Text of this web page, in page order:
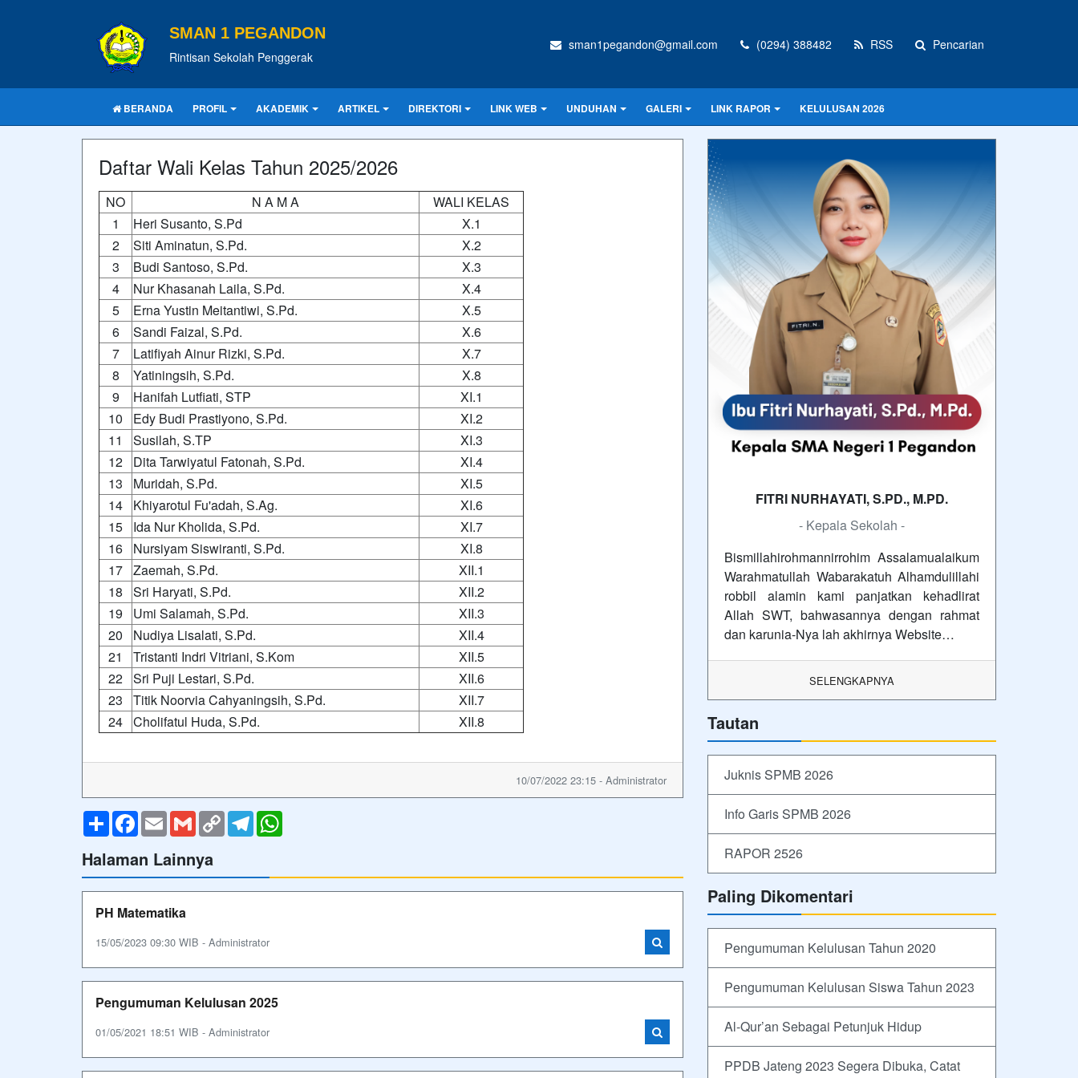
SMAN 1 PEGANDON
Rintisan Sekolah Penggerak
sman1pegandon@gmail.com (0294) 388482 RSS Pencarian
BERANDA PROFIL AKADEMIK ARTIKEL DIREKTORI LINK WEB UNDUHAN GALERI LINK RAPOR KELULUSAN 2026
Daftar Wali Kelas Tahun 2025/2026
NO N A M A
WALI KELAS
1
Heri Susanto, S.Pd
X.1
2
Siti Aminatun, S.Pd.
X.2
3
Budi Santoso, S.Pd.
X.3
4
Nur Khasanah Laila, S.Pd.
X.4
5
Erna Yustin Meitantiwi, S.Pd.
X.5
6
Sandi Faizal, S.Pd.
X.6
7
Latifiyah Ainur Rizki, S.Pd.
X.7
8
Yatiningsih, S.Pd.
X.8
9
Hanifah Lutfiati, STP
XI.1
10
Edy Budi Prastiyono, S.Pd.
XI.2
11
Susilah, S.TP
XI.3
12
Dita Tarwiyatul Fatonah, S.Pd.
XI.4
13
Muridah, S.Pd.
XI.5
14
Khiyarotul Fu'adah, S.Ag.
XI.6
15
Ida Nur Kholida, S.Pd.
XI.7
16
Nursiyam Siswiranti, S.Pd.
XI.8
17 Zaemah, S.Pd.
XII.1
18
Sri Haryati, S.Pd.
XII.2
19
Umi Salamah, S.Pd.
XII.3
20
Nudiya Lisalati, S.Pd.
XII.4
21
Tristanti Indri Vitriani, S.Kom
XII.5
22 Sri Puji Lestari, S.Pd.
XII.6
23
Titik Noorvia Cahyaningsih, S.Pd.
XII.7
24 Cholifatul Huda, S.Pd. XII.8
10/07/2022 23:15 - Administrator
ShareFacebook
EmailGmailCopy
Link
Telegram
Halaman Lainnya
PH Matematika
15/05/2023 09:30 WIB - Administrator
Pengumuman Kelulusan 2025
01/05/2021 18:51 WIB - Administrator
FITRI NURHAYATI, S.PD., M.PD.
- Kepala Sekolah -
Bismillahirohmannirrohim Assalamualaikum
Warahmatullah Wabarakatuh Alhamdulillahi
robbil alamin kami panjatkan kehadlirat
Allah SWT, bahwasannya dengan rahmat
dan karunia-Nya lah akhirnya Website…
SELENGKAPNYA
Tautan
Juknis SPMB 2026
Info Garis SPMB 2026
RAPOR 2526
Paling Dikomentari
Pengumuman Kelulusan Tahun 2020
Pengumuman Kelulusan Siswa Tahun 2023
Al-Qur’an Sebagai Petunjuk Hidup
PPDB Jateng 2023 Segera Dibuka, Catat